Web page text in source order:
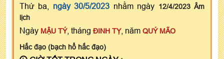
Thứ ba, ngày 30/5/2023 nhằm ngày 12/4/2023 Âm
lịch
Ngày MẬU TÝ, tháng ĐINH TỴ, năm QUÝ MÃO
Hắc đạo (bạch hổ hắc đạo)